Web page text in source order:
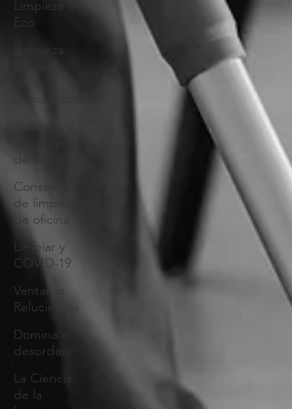
Limpieza
Eco
Limpieza
Consejos
de limpieza
de oficina
Limpiar y
COVID-19
Ventanas
Relucientes
Domina el
desorden
La Ciencia
de la